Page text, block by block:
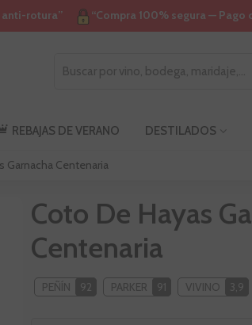
anti-rotura” “Compra 100% segura —
REBAJAS DE VERANO DESTILADOS
Garnacha Centenaria
Coto De Hayas
Centenaria
PEÑÍN 92 PARKER 91 VIVINO 3,9